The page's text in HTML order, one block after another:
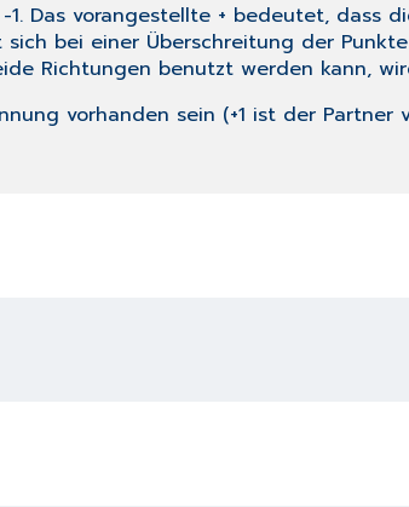
Das vorangestellte + bedeutet, dass
bei einer Überschreitung der
Richtungen benutzt werden kann,
vorhanden sein (+1 ist der Partner